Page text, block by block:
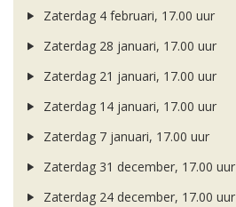
Zaterdag 4 februari, 17.00 uur
Zaterdag 28 januari, 17.00 uur
Zaterdag 21 januari, 17.00 uur
Zaterdag 14 januari, 17.00 uur
Zaterdag 7 januari, 17.00 uur
Zaterdag 31 december, 17.00 uur
Zaterdag 24 december, 17.00 uur